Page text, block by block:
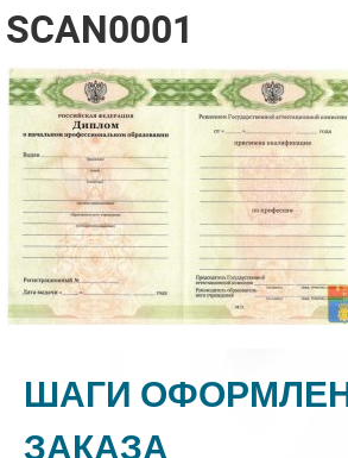
SCAN0001
ШАГИ
ЗАКАЗА